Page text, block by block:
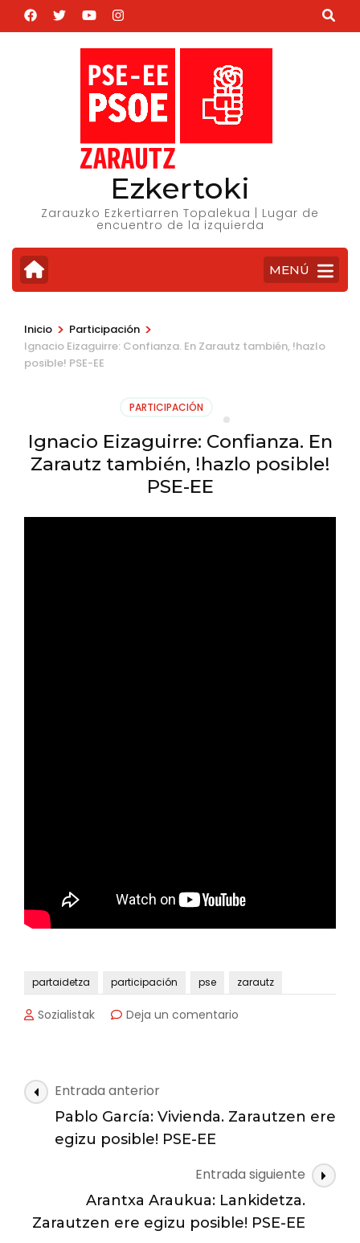
Saltar
al
Ezkertoki
Zarauzko Ezkertiarren Topalekua | Lugar de
encuentro de la izquierda
MENÚ
Inicio > Participación >
Ignacio Eizaguirre: Confianza. En Zarautz también, !hazlo
posible! PSE-EE
PARTICIPACIÓN
Ignacio Eizaguirre: Confianza. En
Zarautz también, !hazlo posible!
PSE-EE
partaidetza participación pse zarautz
Sozialistak Deja un comentario
también,
PSE-
EE
Navegación
de
Entrada anterior
Pablo García: Vivienda. Zarautzen ere
egizu posible! PSE-EE
Entrada siguiente
Arantxa Araukua: Lankidetza.
Zarautzen ere egizu posible! PSE-EE